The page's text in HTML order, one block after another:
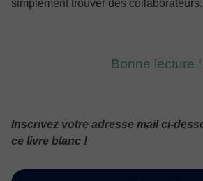
simplement trouver des collaborateurs.
Bonne lecture !
Inscrivez votre adresse mail ci-
ce livre blanc !